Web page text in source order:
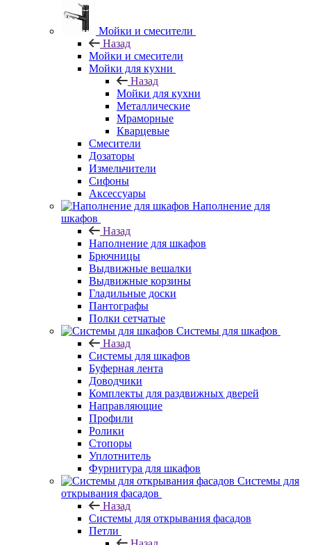
Мойки и смесители
Назад
Мойки и смесители
Мойки для кухни
Назад
Мойки для кухни
Металлические
Мраморные
Кварцевые
Смесители
Дозаторы
Измельчители
Сифоны
Аксессуары
Наполнение для
шкафов
Назад
Наполнение для шкафов
Брючницы
Выдвижные вешалки
Выдвижные корзины
Гладильные доски
Пантографы
Полки сетчатые
Системы для шкафов
Назад
Системы для шкафов
Буферная лента
Доводчики
Комплекты для раздвижных дверей
Направляющие
Профили
Ролики
Стопоры
Уплотнитель
Фурнитура для шкафов
Системы для
открывания фасадов
Назад
Системы для открывания фасадов
Петли